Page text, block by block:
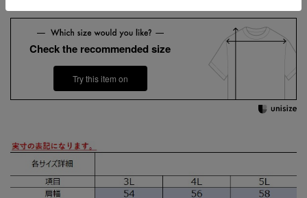
Check the recommended size
Try this item on